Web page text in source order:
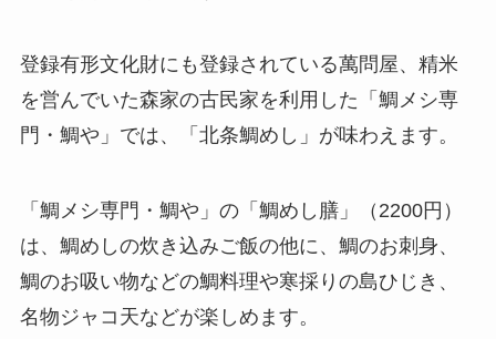
登録有形文化財にも登録されている萬問屋、精米
を営んでいた森家の古民家を利用した「鯛メシ専
門・鯛や」では、「北条鯛めし」が味わえます。
「鯛メシ専門・鯛や」の「鯛めし膳」（2200円）
は、鯛めしの炊き込みご飯の他に、鯛のお刺身、
鯛のお吸い物などの鯛料理や寒採りの島ひじき、
名物ジャコ天などが楽しめます。